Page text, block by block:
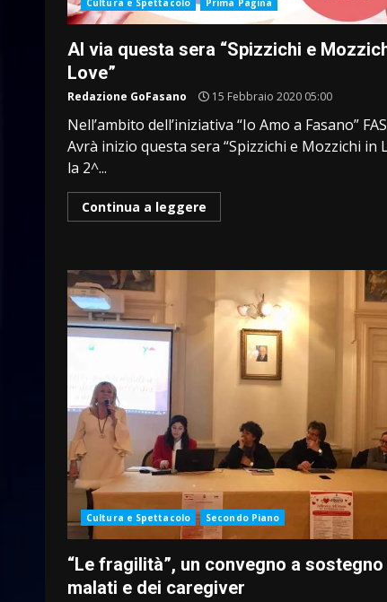
Al via questa sera “Spizzichi e
Love”
Redazione GoFasano 15 Febbraio 2020 05:00
Nell’ambito dell’iniziativa “Io Amo a Fasano”
Avrà inizio questa sera “Spizzichi e Mozzichi in
la 2^...
Continua a leggere
Cultura e Spettacolo Secondo Piano
“Le fragilità”, un convegno a sostegno
malati e dei caregiver